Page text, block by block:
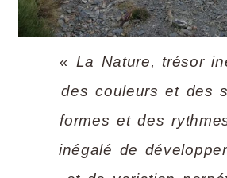
« La Nature, trésor
des couleurs et des
formes et des
inégalé de